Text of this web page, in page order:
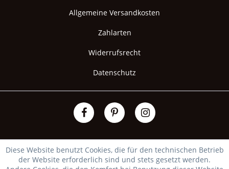
Allgemeine Versandkosten
Zahlarten
Widerrufsrecht
Datenschutz
Diese Website benutzt Cookies, die für den technischen Betrieb
der Website erforderlich sind und stets gesetzt werden.